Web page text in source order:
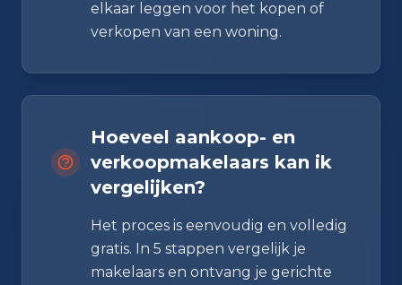
elkaar leggen voor het kopen of
verkopen van een woning.
Hoeveel aankoop- en
verkoopmakelaars kan ik
vergelijken?
Het proces is eenvoudig en volledig
gratis. In 5 stappen vergelijk je
makelaars en ontvang je gerichte